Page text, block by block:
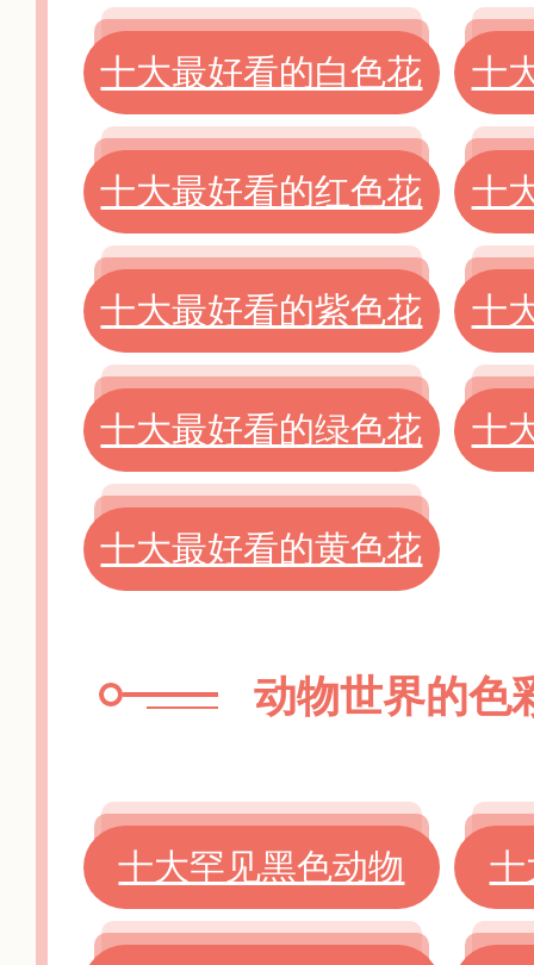
十大最好看的白色花 十
十大最好看的红色花 十
十大最好看的紫色花 十
十大最好看的绿色花 十
十大最好看的黄色花
动物世界的色
十大罕见黑色动物 十